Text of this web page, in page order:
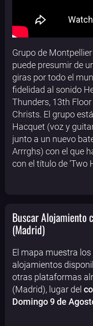
Grupo de
puede presumir de
giras por todo el
fidelidad al sonido
Thunders, 13th
Christs. El grupo
Hacquet (voz y
junto a un nuevo
Arrrghs) con el que
con el título de ‘Two
Buscar Alojamiento
(Madrid)
El mapa muestra
alojamientos
otras plataformas
(Madrid), lugar del
Domingo 9 de